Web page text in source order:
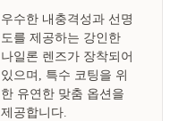
우수한 내충격성과 선명
도를 제공하는 강인한
나일론 렌즈가 장착되어
있으며, 특수 코팅을 위
한 유연한 맞춤 옵션을
제공합니다.